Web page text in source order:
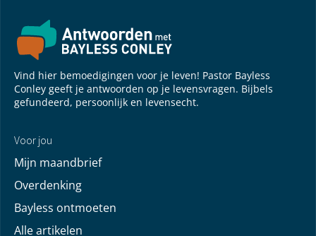
Vind hier bemoedigingen voor je leven! Pastor Bayless
Conley geeft je antwoorden op je levensvragen. Bijbels
gefundeerd, persoonlijk en levensecht.
Voor jou
Mijn maandbrief
Overdenking
Bayless ontmoeten
Alle artikelen